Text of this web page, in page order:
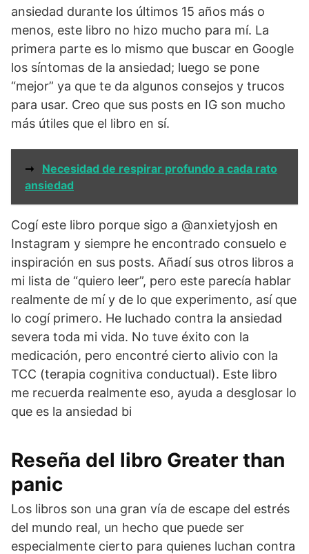
ansiedad durante los últimos 15 años más o
menos, este libro no hizo mucho para mí. La
primera parte es lo mismo que buscar en Google
los síntomas de la ansiedad; luego se pone
“mejor” ya que te da algunos consejos y trucos
para usar. Creo que sus posts en IG son mucho
más útiles que el libro en sí.
➞
Necesidad de respirar profundo a cada rato
ansiedad
Cogí este libro porque sigo a @anxietyjosh en
Instagram y siempre he encontrado consuelo e
inspiración en sus posts. Añadí sus otros libros a
mi lista de “quiero leer”, pero este parecía hablar
realmente de mí y de lo que experimento, así que
lo cogí primero. He luchado contra la ansiedad
severa toda mi vida. No tuve éxito con la
medicación, pero encontré cierto alivio con la
TCC (terapia cognitiva conductual). Este libro
me recuerda realmente eso, ayuda a desglosar lo
que es la ansiedad bi
Reseña del libro Greater than
panic
Los libros son una gran vía de escape del estrés
del mundo real, un hecho que puede ser
especialmente cierto para quienes luchan contra